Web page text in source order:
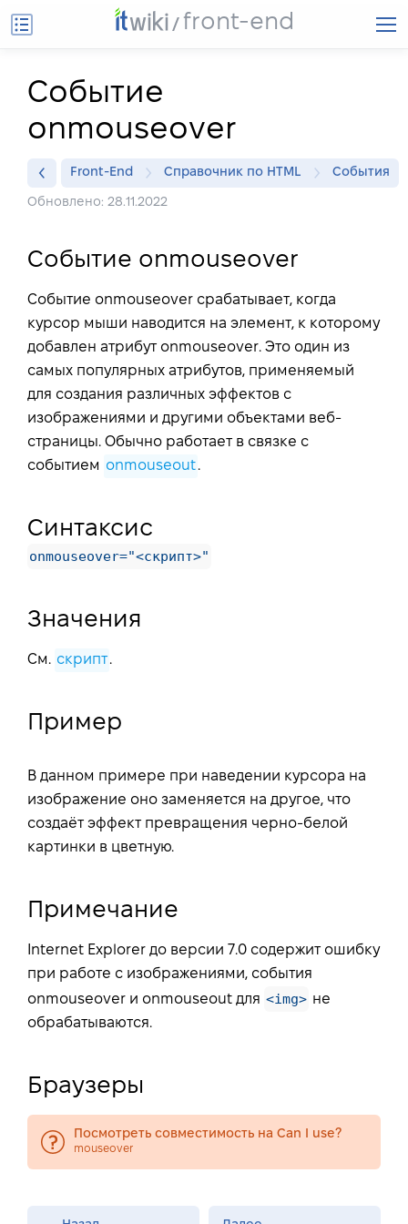
front-end
Событие
onmouseover
Front-End Справочник по HTML События
Обновлено: 28.11.2022
Событие onmouseover
Событие onmouseover срабатывает, когда
курсор мыши наводится на элемент, к которому
добавлен атрибут onmouseover. Это один из
самых популярных атрибутов, применяемый
для создания различных эффектов с
изображениями и другими объектами веб-
страницы. Обычно работает в связке с
событием onmouseout .
Синтаксис
onmouseover="<скрипт>"
Значения
См. скрипт .
Пример
В данном примере при наведении курсора на
изображение оно заменяется на другое, что
создаёт эффект превращения черно-белой
картинки в цветную.
Примечание
Internet Explorer до версии 7.0 содержит ошибку
при работе с изображениями, события
onmouseover и onmouseout для <img> не
обрабатываются.
Браузеры
Посмотреть совместимость на Can I use?
mouseover